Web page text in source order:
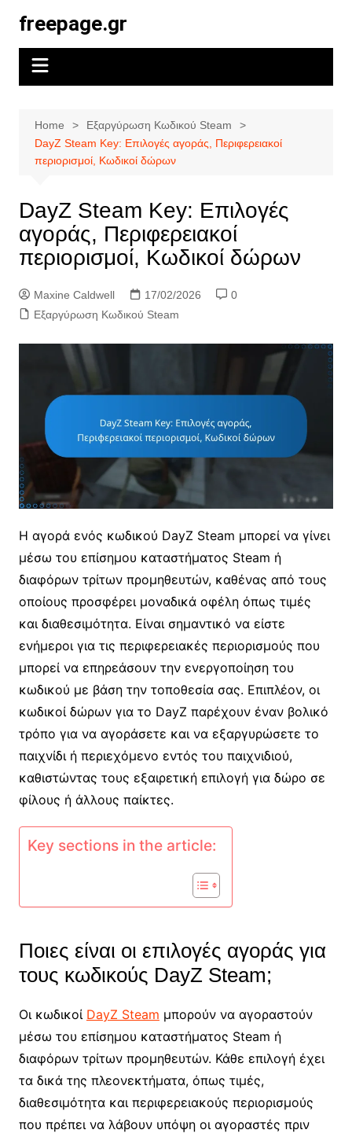
content
freepage.gr
Home
Εξαργύρωση Κωδικού Steam
DayZ Steam Key: Επιλογές αγοράς, Περιφερειακοί
περιορισμοί, Κωδικοί δώρων
DayZ Steam Key: Επιλογές
αγοράς, Περιφερειακοί
περιορισμοί, Κωδικοί δώρων
Maxine Caldwell 17/02/2026
0
Εξαργύρωση Κωδικού Steam
Η αγορά ενός κωδικού DayZ Steam μπορεί να γίνει
μέσω του επίσημου καταστήματος Steam ή
διαφόρων τρίτων προμηθευτών, καθένας από τους
οποίους προσφέρει μοναδικά οφέλη όπως τιμές
και διαθεσιμότητα. Είναι σημαντικό να είστε
ενήμεροι για τις περιφερειακές περιορισμούς που
μπορεί να επηρεάσουν την ενεργοποίηση του
κωδικού με βάση την τοποθεσία σας. Επιπλέον, οι
κωδικοί δώρων για το DayZ παρέχουν έναν βολικό
τρόπο για να αγοράσετε και να εξαργυρώσετε το
παιχνίδι ή περιεχόμενο εντός του παιχνιδιού,
καθιστώντας τους εξαιρετική επιλογή για δώρο σε
φίλους ή άλλους παίκτες.
Key sections in the article:
Ποιες είναι οι επιλογές αγοράς για
τους κωδικούς DayZ Steam;
Οι κωδικοί DayZ Steam μπορούν να αγοραστούν
μέσω του επίσημου καταστήματος Steam ή
διαφόρων τρίτων προμηθευτών. Κάθε επιλογή έχει
τα δικά της πλεονεκτήματα, όπως τιμές,
διαθεσιμότητα και περιφερειακούς περιορισμούς
που πρέπει να λάβουν υπόψη οι αγοραστές πριν